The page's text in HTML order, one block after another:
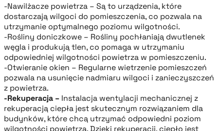
-Nawilżacze powietrza – Są to urządzenia, które
dostarczają wilgoci do pomieszczenia, co pozwala na
utrzymanie optymalnego poziomu wilgotności.
-Rośliny doniczkowe – Rośliny pochłaniają dwutlenek
węgla i produkują tlen, co pomaga w utrzymaniu
odpowiedniej wilgotności powietrza w pomieszczeniu.
-Otwieranie okien – Regularne wietrzenie pomieszczeń
pozwala na usunięcie nadmiaru wilgoci i zanieczyszczeń
z powietrza.
-Rekuperacja – Instalacja wentylacji mechanicznej z
rekuperacją ciepła jest skutecznym rozwiązaniem dla
budynków, które chcą utrzymać odpowiedni poziom
wilgotności powietrza. Dzięki rekuperacji, ciepło jest